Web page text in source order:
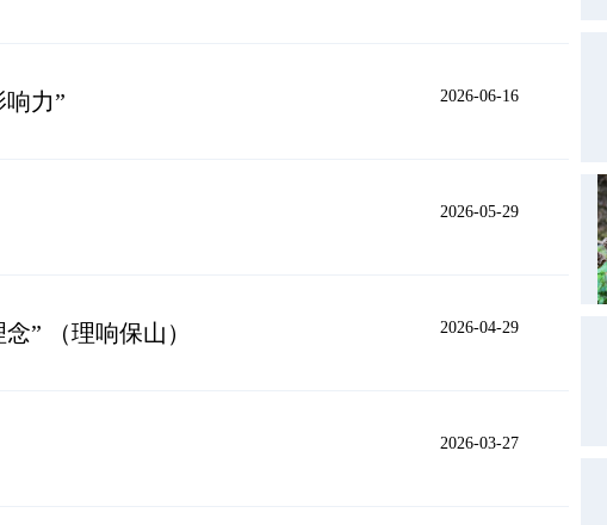
力” 2026-06-16
2026-05-29
” （理响保山） 2026-04-29
2026-03-27